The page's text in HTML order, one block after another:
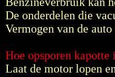
De onderdelen die
Vermogen van de
Hoe opsporen
Laat de motor lopen